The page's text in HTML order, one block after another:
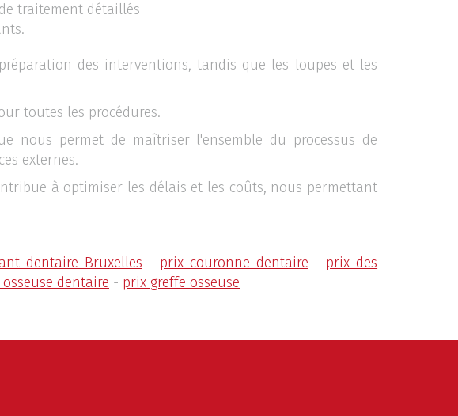
traitement détaillés
des interventions, tandis que les loupes et les
toutes les procédures.
nous permet de maîtriser l'ensemble du processus de
externes.
à optimiser les délais et les coûts, nous permettant
dentaire Bruxelles - prix couronne dentaire - prix des
dentaire - prix greffe osseuse